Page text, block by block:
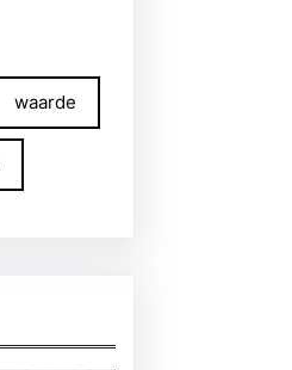
waarde